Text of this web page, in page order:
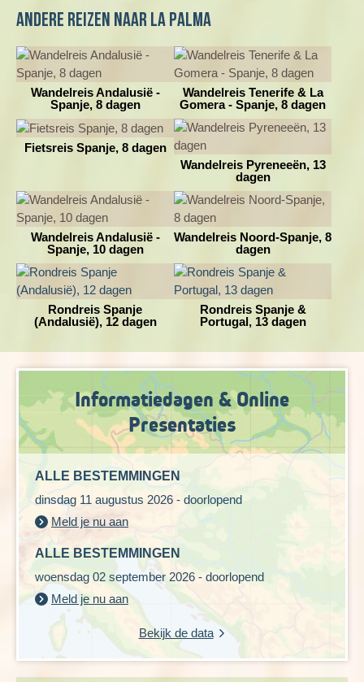
conditie op peil en probeer uitgerust aan je wandelreis
te beginnen. Zo heb je meer plezier van je vakantie.
Een goede uitrusting is ook van belang. Zorg altijd
voor goed ingelopen schoenen en neem de juiste
kleding mee. Niets is zo vervelend als gebrekkig
materiaal.
Andere reizen naar La Palma
Wandelreis Andalusië -
Spanje, 8 dagen
Wandelreis Tenerife & La
Gomera - Spanje, 8 dagen
Fietsreis Spanje, 8 dagen
Wandelreis Pyreneeën, 13
dagen
Wandelreis Andalusië -
Spanje, 10 dagen
Wandelreis Noord-Spanje, 8
dagen
Rondreis Spanje
(Andalusië), 12 dagen
Rondreis Spanje &
Portugal, 13 dagen
Informatiedagen & Online
Presentaties
ALLE BESTEMMINGEN
dinsdag 11 augustus 2026 - doorlopend
Meld je nu aan
ALLE BESTEMMINGEN
woensdag 02 september 2026 - doorlopend
Meld je nu aan
Bekijk de data